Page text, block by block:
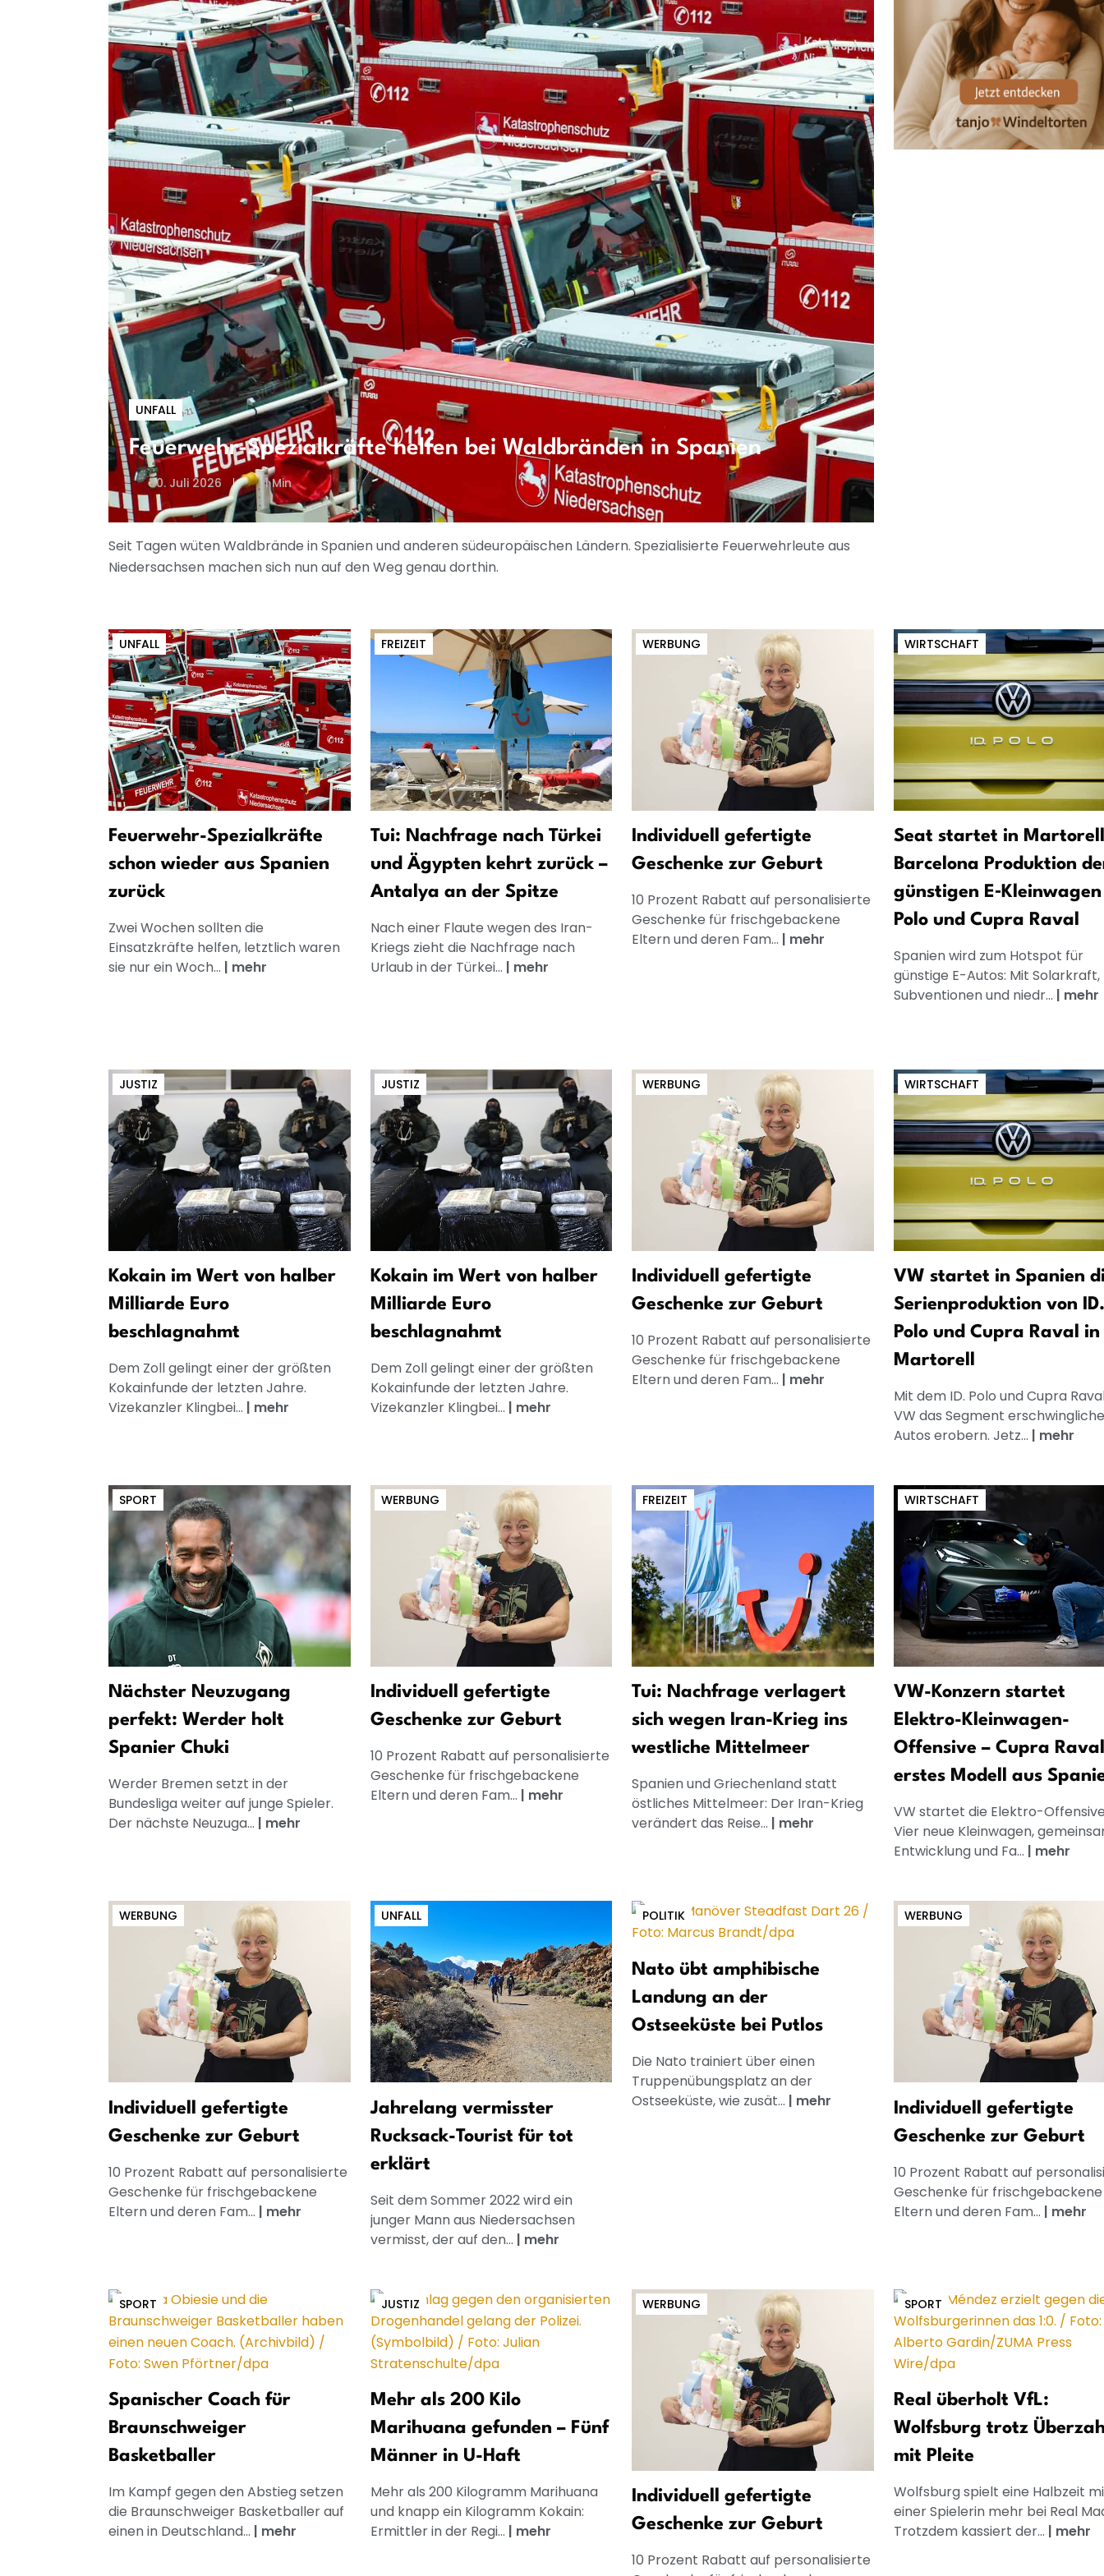
UNFALL
Feuerwehr-Spezialkräfte helfen bei Waldbränden in Spanien
30. Juli 2026 1 Min
Seit Tagen wüten Waldbrände in Spanien und anderen südeuropäischen Ländern. Spezialisierte Feuerwehrleute aus
Niedersachsen machen sich nun auf den Weg genau dorthin.
UNFALL
Feuerwehr-Spezialkräfte
schon wieder aus Spanien
zurück
Zwei Wochen sollten die
Einsatzkräfte helfen, letztlich waren
sie nur ein Woch... | mehr
FREIZEIT
Tui: Nachfrage nach Türkei
und Ägypten kehrt zurück –
Antalya an der Spitze
Nach einer Flaute wegen des Iran-
Kriegs zieht die Nachfrage nach
Urlaub in der Türkei... | mehr
WERBUNG
Individuell gefertigte
Geschenke zur Geburt
10 Prozent Rabatt auf personalisierte
Geschenke für frischgebackene
Eltern und deren Fam... | mehr
WIRTSCHAFT
Seat startet in
Barcelona Produktion
günstigen E‑Kleinwagen
Polo und Cupra Raval
Spanien wird zum Hotspot für
günstige E-Autos: Mit Solarkraft,
Subventionen und niedr... | mehr
JUSTIZ
Kokain im Wert von halber
Milliarde Euro
beschlagnahmt
Dem Zoll gelingt einer der größten
Kokainfunde der letzten Jahre.
Vizekanzler Klingbei... | mehr
JUSTIZ
Kokain im Wert von halber
Milliarde Euro
beschlagnahmt
Dem Zoll gelingt einer der größten
Kokainfunde der letzten Jahre.
Vizekanzler Klingbei... | mehr
WERBUNG
Individuell gefertigte
Geschenke zur Geburt
10 Prozent Rabatt auf personalisierte
Geschenke für frischgebackene
Eltern und deren Fam... | mehr
WIRTSCHAFT
VW startet in Spanien
Serienproduktion von ID.
Polo und Cupra Raval in
Martorell
Mit dem ID. Polo und Cupra
VW das Segment
Autos erobern. Jetz... | mehr
SPORT
Nächster Neuzugang
perfekt: Werder holt
Spanier Chuki
Werder Bremen setzt in der
Bundesliga weiter auf junge Spieler.
Der nächste Neuzuga... | mehr
WERBUNG
Individuell gefertigte
Geschenke zur Geburt
10 Prozent Rabatt auf personalisierte
Geschenke für frischgebackene
Eltern und deren Fam... | mehr
FREIZEIT
Tui: Nachfrage verlagert
sich wegen Iran-Krieg ins
westliche Mittelmeer
Spanien und Griechenland statt
östliches Mittelmeer: Der Iran-Krieg
verändert das Reise... | mehr
WIRTSCHAFT
VW-Konzern startet
Elektro-Kleinwagen-
Offensive – Cupra
erstes Modell aus
VW startet die Elektro-
Vier neue Kleinwagen,
Entwicklung und Fa... | mehr
WERBUNG
Individuell gefertigte
Geschenke zur Geburt
10 Prozent Rabatt auf personalisierte
Geschenke für frischgebackene
Eltern und deren Fam... | mehr
UNFALL
Jahrelang vermisster
Rucksack-Tourist für tot
erklärt
Seit dem Sommer 2022 wird ein
junger Mann aus Niedersachsen
vermisst, der auf den... | mehr
POLITIK
Nato übt amphibische
Landung an der
Ostseeküste bei Putlos
Die Nato trainiert über einen
Truppenübungsplatz an der
Ostseeküste, wie zusät... | mehr
WERBUNG
Individuell gefertigte
Geschenke zur Geburt
10 Prozent Rabatt auf
Geschenke für frischgebackene
Eltern und deren Fam... | mehr
SPORT
Spanischer Coach für
Braunschweiger
Basketballer
Im Kampf gegen den Abstieg setzen
die Braunschweiger Basketballer auf
einen in Deutschland... | mehr
JUSTIZ
Mehr als 200 Kilo
Marihuana gefunden – Fünf
Männer in U-Haft
Mehr als 200 Kilogramm Marihuana
und knapp ein Kilogramm Kokain:
Ermittler in der Regi... | mehr
WERBUNG
Individuell gefertigte
Geschenke zur Geburt
10 Prozent Rabatt auf personalisierte
SPORT
Real überholt VfL:
Wolfsburg trotz
mit Pleite
Wolfsburg spielt eine Halbzeit
einer Spielerin mehr bei Real
Trotzdem kassiert der... | mehr